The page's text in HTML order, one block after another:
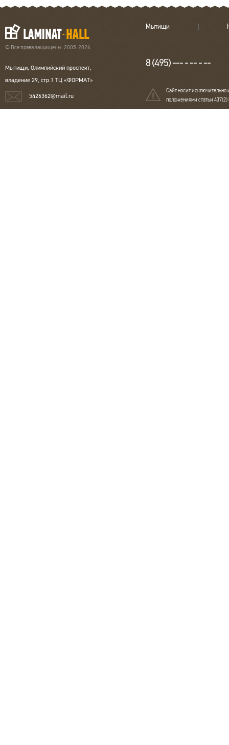
© Все права защищены. 2005-2026
Мытищи, Олимпийский проспект,
владение 29, стр.1 ТЦ «ФОРМАТ»
5426362@mail.ru
Мытищи
8 (495) --- - -- - --
Сайт носит исключительно
положениями статьи